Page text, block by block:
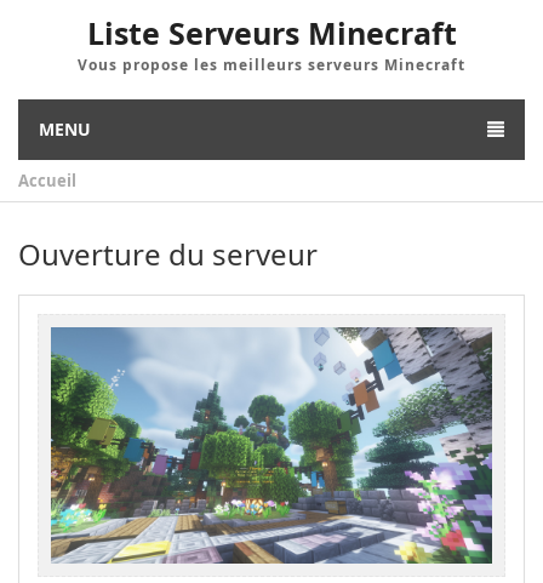
Liste Serveurs Minecraft
Vous propose les meilleurs serveurs Minecraft
MENU
Accueil
Ouverture du serveur